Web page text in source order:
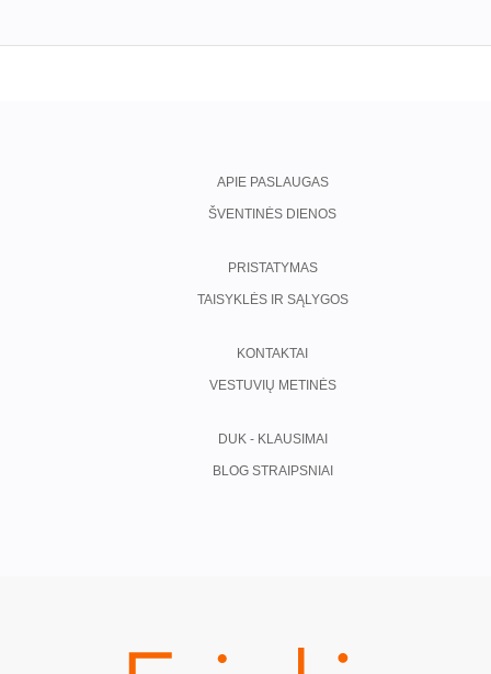
APIE PASLAUGAS
ŠVENTINĖS DIENOS
PRISTATYMAS
TAISYKLĖS IR SĄLYGOS
KONTAKTAI
VESTUVIŲ METINĖS
DUK - KLAUSIMAI
BLOG STRAIPSNIAI